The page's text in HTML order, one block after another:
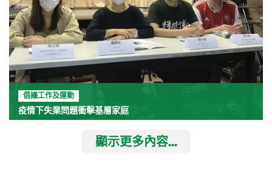
倡議工作及運動
疫情下失業問題衝擊基層家庭
顯示更多內容...